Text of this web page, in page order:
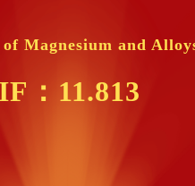
Magnesium and
IF：11.813